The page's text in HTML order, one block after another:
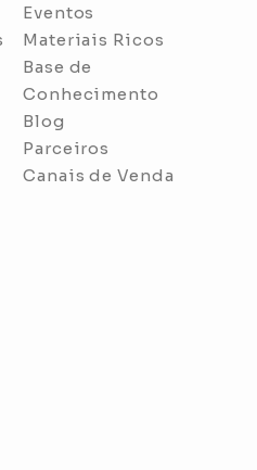
Eventos
Materiais Ricos
Base de
Conhecimento
Blog
Parceiros
Canais de Venda